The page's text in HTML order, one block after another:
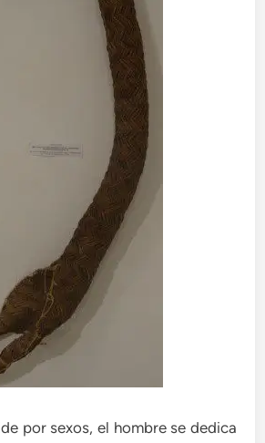
por sexos, el hombre se dedica